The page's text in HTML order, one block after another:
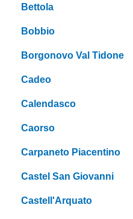
Bettola
Bobbio
Borgonovo Val Tidone
Cadeo
Calendasco
Caorso
Carpaneto Piacentino
Castel San Giovanni
Castell'Arquato